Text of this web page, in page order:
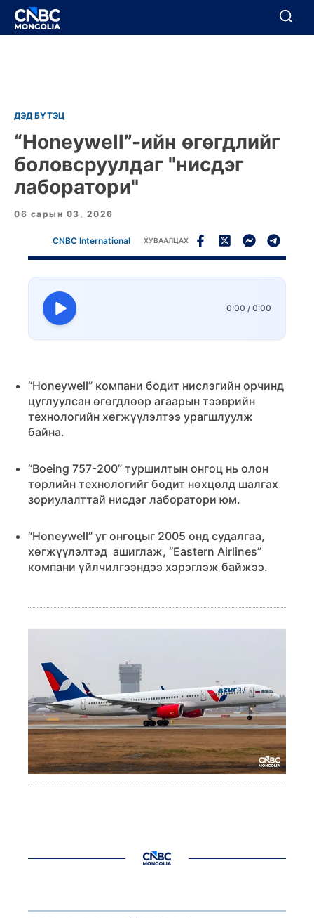
BREAKING
Цуцлах
ДЭД БҮТЭЦ
“Honeywell”-ийн өгөгдлийг
боловсруулдаг "нисдэг
лаборатори"
06 сарын 03, 2026
CNBC International ХУВААЛЦАХ
0:00 / 0:00
“Honeywell” компани бодит нислэгийн орчинд
цуглуулсан өгөгдлөөр агаарын тээврийн
технологийн хөгжүүлэлтээ урагшлуулж
байна.
“Boeing 757-200” туршилтын онгоц нь олон
төрлийн технологийг бодит нөхцөлд шалгах
зориулалттай нисдэг лаборатори юм.
“Honeywell” уг онгоцыг 2005 онд судалгаа,
хөгжүүлэлтэд ашиглаж, “Eastern Airlines”
компани үйлчилгээндээ хэрэглэж байжээ.